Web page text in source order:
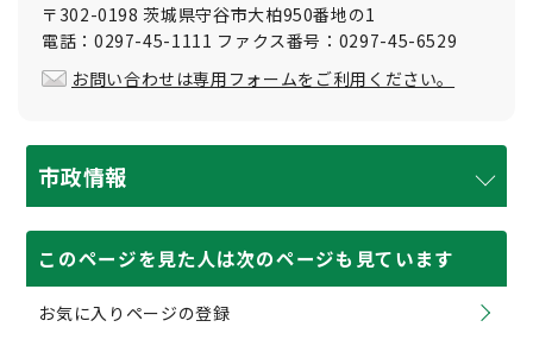
〒302-0198 茨城県守谷市大柏950番地の1
電話：0297-45-1111 ファクス番号：0297-45-6529
お問い合わせは専用フォームをご利用ください。
市政情報
このページを見た人は次のページも見ています
お気に入りページの登録